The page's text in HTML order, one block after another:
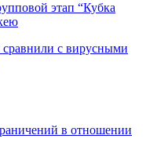
этап “Кубка
сравнили с вирусными
в отношении